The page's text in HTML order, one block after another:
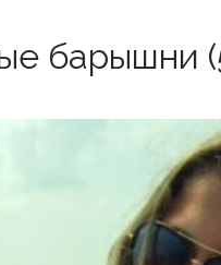
барышни